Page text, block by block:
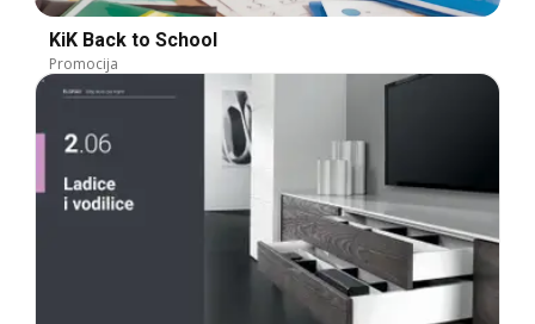
KiK Back to School
Promocija